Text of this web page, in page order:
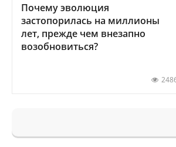
Почему эволюция
застопорилась на миллионы
лет, прежде чем внезапно
возобновиться?